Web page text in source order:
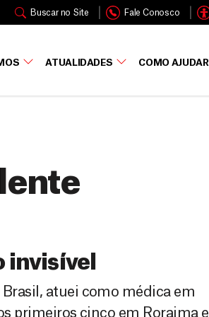
Buscar no Site Fale Conosco
ATUALIDADES COMO AJUDAR
invisível
atuei como médica em
primeiros cinco em Roraima e